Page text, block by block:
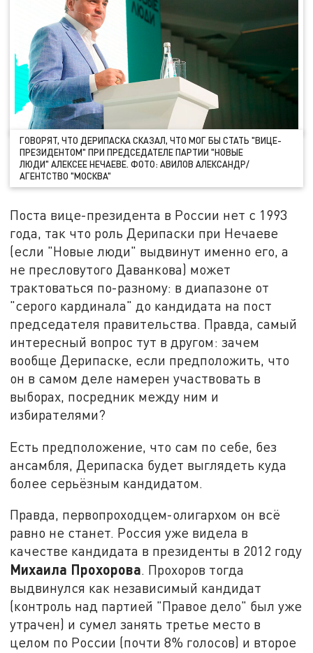
ГОВОРЯТ, ЧТО ДЕРИПАСКА СКАЗАЛ, ЧТО МОГ БЫ СТАТЬ "ВИЦЕ-
ПРЕЗИДЕНТОМ" ПРИ ПРЕДСЕДАТЕЛЕ ПАРТИИ "НОВЫЕ
ЛЮДИ" АЛЕКСЕЕ НЕЧАЕВЕ. ФОТО: АВИЛОВ АЛЕКСАНДР/
АГЕНТСТВО "МОСКВА"
Поста вице-президента в России нет с 1993
года, так что роль Дерипаски при Нечаеве
(если "Новые люди" выдвинут именно его, а
не пресловутого Даванкова) может
трактоваться по-разному: в диапазоне от
"серого кардинала" до кандидата на пост
председателя правительства. Правда, самый
интересный вопрос тут в другом: зачем
вообще Дерипаске, если предположить, что
он в самом деле намерен участвовать в
выборах, посредник между ним и
избирателями?
Есть предположение, что сам по себе, без
ансамбля, Дерипаска будет выглядеть куда
более серьёзным кандидатом.
Правда, первопроходцем-олигархом он всё
равно не станет. Россия уже видела в
качестве кандидата в президенты в 2012 году
Михаила Прохорова. Прохоров тогда
выдвинулся как независимый кандидат
(контроль над партией "Правое дело" был уже
утрачен) и сумел занять третье место в
целом по России (почти 8% голосов) и второе